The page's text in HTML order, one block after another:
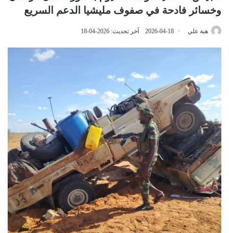
وخسائر فادحة في صفوف مليشيا الدعم السريع
هبة علي 2026-04-18 آخر تحديث: 2026-04-18